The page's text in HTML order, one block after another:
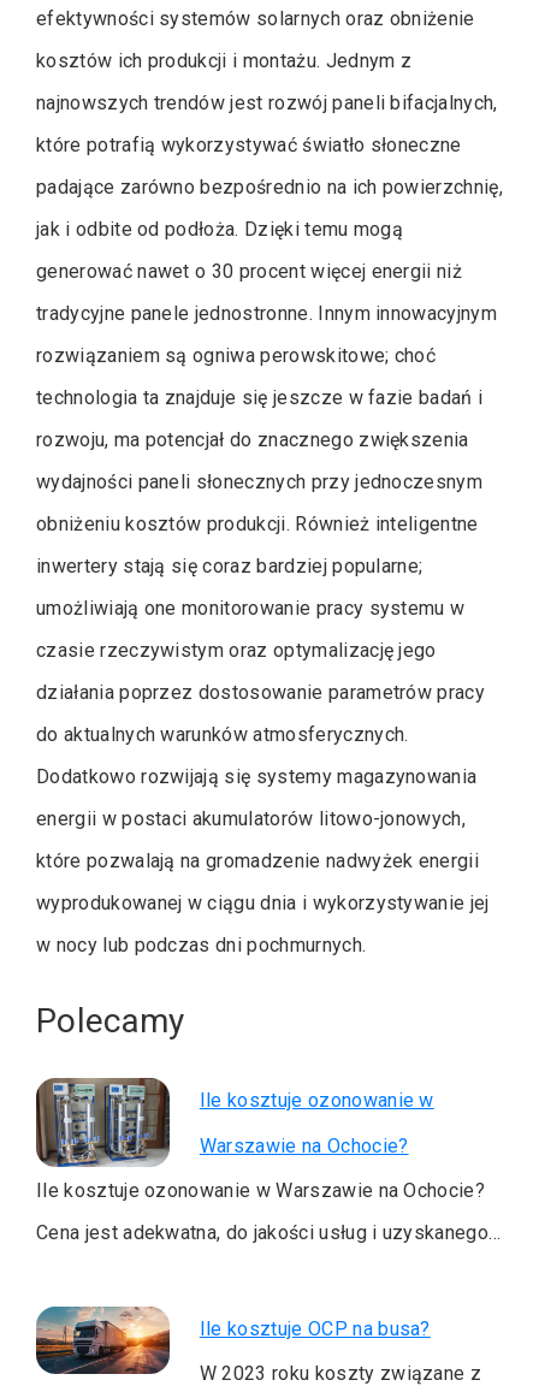
efektywności systemów solarnych oraz obniżenie
kosztów ich produkcji i montażu. Jednym z
najnowszych trendów jest rozwój paneli bifacjalnych,
które potrafią wykorzystywać światło słoneczne
padające zarówno bezpośrednio na ich powierzchnię,
jak i odbite od podłoża. Dzięki temu mogą
generować nawet o 30 procent więcej energii niż
tradycyjne panele jednostronne. Innym innowacyjnym
rozwiązaniem są ogniwa perowskitowe; choć
technologia ta znajduje się jeszcze w fazie badań i
rozwoju, ma potencjał do znacznego zwiększenia
wydajności paneli słonecznych przy jednoczesnym
obniżeniu kosztów produkcji. Również inteligentne
inwertery stają się coraz bardziej popularne;
umożliwiają one monitorowanie pracy systemu w
czasie rzeczywistym oraz optymalizację jego
działania poprzez dostosowanie parametrów pracy
do aktualnych warunków atmosferycznych.
Dodatkowo rozwijają się systemy magazynowania
energii w postaci akumulatorów litowo-jonowych,
które pozwalają na gromadzenie nadwyżek energii
wyprodukowanej w ciągu dnia i wykorzystywanie jej
w nocy lub podczas dni pochmurnych.
Polecamy
Ile kosztuje ozonowanie w
Warszawie na Ochocie?
Ile kosztuje ozonowanie w Warszawie na Ochocie?
Cena jest adekwatna, do jakości usług i uzyskanego…
Ile kosztuje OCP na busa?
W 2023 roku koszty związane z